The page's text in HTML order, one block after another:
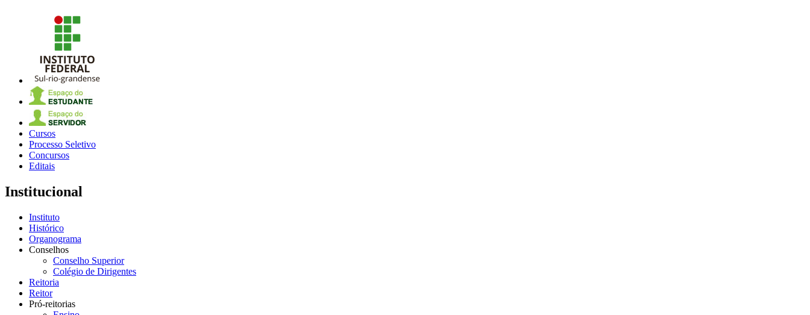
Cursos
Processo Seletivo
Concursos
Editais
Institucional
Instituto
Histórico
Organograma
Conselhos
Conselho Superior
Colégio de Dirigentes
Reitoria
Reitor
Pró-reitorias